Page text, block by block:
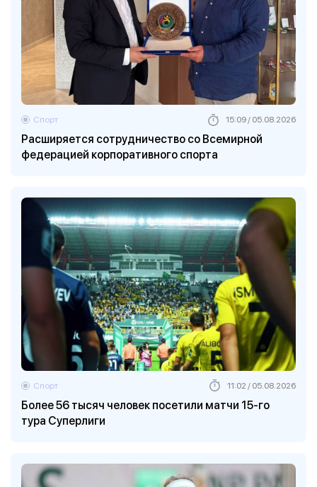
Расширяется сотрудничество со Всемирной
федерацией корпоративного спорта
Спорт 15:09 / 05.08.2026
Более 56 тысяч человек посетили матчи 15-го
тура Суперлиги
Спорт 11:02 / 05.08.2026